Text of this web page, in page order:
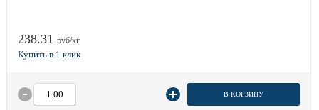
238.31 руб/кг
В КОРЗИНУ